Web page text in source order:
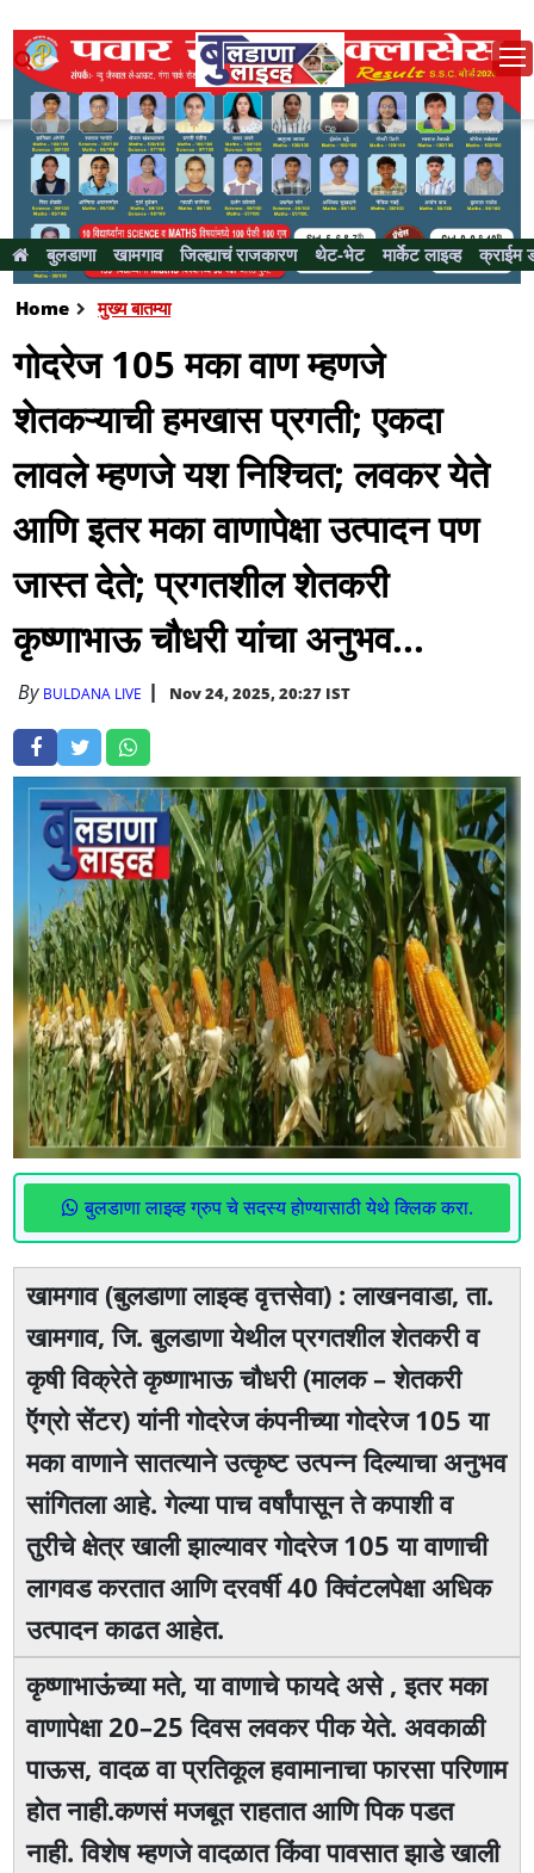
बुलडाणा खामगाव जिल्ह्याचं राजकारण थेट-भेट मार्केट लाइव्ह क्राईम
Home मुख्य बातम्या
गोदरेज 105 मका वाण म्हणजे
शेतकऱ्याची हमखास प्रगती; एकदा
लावले म्हणजे यश निश्चित; लवकर येते
आणि इतर मका वाणापेक्षा उत्पादन पण
जास्त देते; प्रगतशील शेतकरी
कृष्णाभाऊ चौधरी यांचा अनुभव...
By BULDANA LIVE Nov 24, 2025, 20:27 IST
बुलडाणा लाइव्ह ग्रुप चे सदस्य होण्यासाठी येथे क्लिक करा.
खामगाव (बुलडाणा लाइव्ह वृत्तसेवा) : लाखनवाडा, ता.
खामगाव, जि. बुलडाणा येथील प्रगतशील शेतकरी व
कृषी विक्रेते कृष्णाभाऊ चौधरी (मालक – शेतकरी
ऍग्रो सेंटर) यांनी गोदरेज कंपनीच्या गोदरेज 105 या
मका वाणाने सातत्याने उत्कृष्ट उत्पन्न दिल्याचा अनुभव
सांगितला आहे. गेल्या पाच वर्षांपासून ते कपाशी व
तुरीचे क्षेत्र खाली झाल्यावर गोदरेज 105 या वाणाची
लागवड करतात आणि दरवर्षी 40 क्विंटलपेक्षा अधिक
उत्पादन काढत आहेत.
कृष्णाभाऊंच्या मते, या वाणाचे फायदे असे , इतर मका
वाणापेक्षा 20–25 दिवस लवकर पीक येते. अवकाळी
पाऊस, वादळ वा प्रतिकूल हवामानाचा फारसा परिणाम
होत नाही.कणसं मजबूत राहतात आणि पिक पडत
नाही. विशेष म्हणजे वादळात किंवा पावसात झाडे खाली